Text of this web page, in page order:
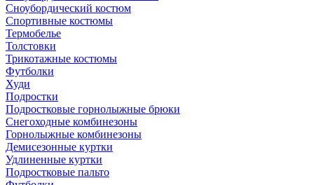
Сноубордический костюм
Спортивные костюмы
Термобелье
Толстовки
Трикотажные костюмы
Футболки
Худи
Подростки
Подростковые горнолыжные брюки
Снегоходные комбинезоны
Горнолыжные комбинезоны
Демисезонные куртки
Удлиненные куртки
Подростковые пальто